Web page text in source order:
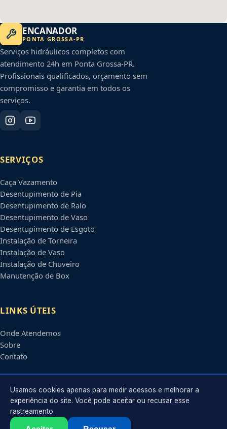
ENCANADOR
PONTA GROSSA-PR
Serviços hidráulicos completos com
atendimento 24h em Ponta Grossa-PR.
Profissionais qualificados, orçamento sem
compromisso e garantia em todos os
serviços.
SERVIÇOS
Caça Vazamento
Desentupimento de Pia
Desentupimento de Ralo
Desentupimento de Vaso
Desentupimento de Esgoto
Instalação de Torneira
Instalação de Vaso
Instalação de Chuveiro
Manutenção de Box
LINKS ÚTEIS
Onde Atendemos
Sobre
Contato
CONTATO
Atendimento em
contato@encanadorempontagrossa.com.br
Usamos cookies apenas para medir acessos e melhorar a
experiência do site. Você pode aceitar ou recusar esse
rastreamento.